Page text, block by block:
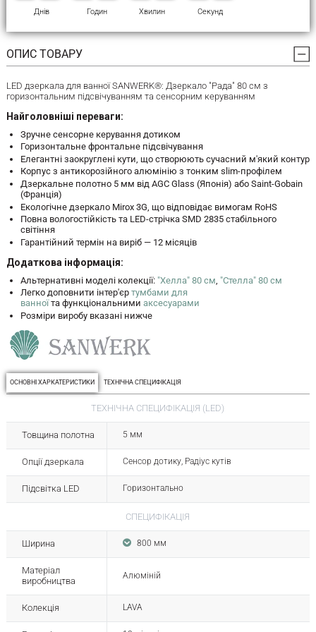
Днів Годин Хвилин Секунд
ОПИС ТОВАРУ
LED дзеркала для ванної SANWERK®: Дзеркало "Рада" 80 см з
горизонтальним підсвічуванням та сенсорним керуванням
Найголовніші переваги:
Зручне сенсорне керування дотиком
Горизонтальне фронтальне підсвічування
Елегантні заокруглені кути, що створюють сучасний м'який контур
Корпус з антикорозійного алюмінію з тонким slim-профілем
Дзеркальне полотно 5 мм від AGC Glass (Японія) або Saint-Gobain
(Франція)
Екологічне дзеркало Mirox 3G, що відповідає вимогам RoHS
Повна вологостійкість та LED-стрічка SMD 2835 стабільного
світіння
Гарантійний термін на виріб — 12 місяців
Додаткова інформація:
Альтернативні моделі колекції: "Хелла" 80 см "Стелла" 80 см
Легко доповнити інтер'єр тумбами для
ванноїта функціональними аксесуарами
Розміри виробу вказані нижче
ОСНОВНІ ХАРКАТЕРИСТИКИ ТЕХНІЧНА СПЕЦИФІКАЦІЯ
ТЕХНІЧНА СПЕЦИФІКАЦІЯ (LED)
Товщина полотна 5 мм
Опції дзеркала Сенсор дотику, Радіус кутів
Підсвітка LED Горизонтально
СПЕЦИФІКАЦІЯ
Ширина 800 мм
Матеріал
виробництва
Алюміній
Колекція LAVA